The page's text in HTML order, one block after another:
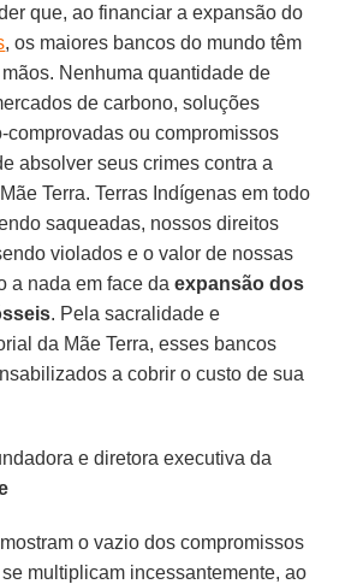
que, ao financiar a expansão do
, os maiores bancos do mundo têm
Nenhuma quantidade de
de carbono, soluções
comprovadas ou compromissos
absolver seus crimes contra a
Terra. Terras Indígenas em todo
saqueadas, nossos direitos
violados e o valor de nossas
a nada em face daexpansão dos
. Pela sacralidade e
da Mãe Terra, esses bancos
a cobrir o custo de sua
e diretora executiva da
o vazio dos compromissos
multiplicam incessantemente, ao